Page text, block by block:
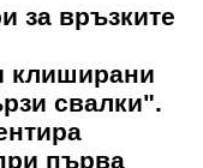
за връзките
клиширани
свалки".
първа